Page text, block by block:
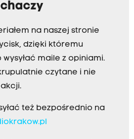
na naszej stronie
dzięki któremu
maile z opiniami.
czytane i nie
też bezpośrednio na